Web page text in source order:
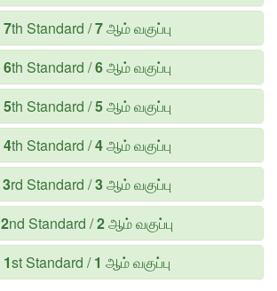
7th Standard /7ஆம் வகுப்பு
6th Standard /6ஆம் வகுப்பு
5th Standard /5ஆம் வகுப்பு
4th Standard /4ஆம் வகுப்பு
3rd Standard /3ஆம் வகுப்பு
2nd Standard /2ஆம் வகுப்பு
1st Standard /1 ஆம் வகுப்பு